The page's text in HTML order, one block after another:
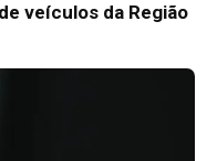
veículos da Região